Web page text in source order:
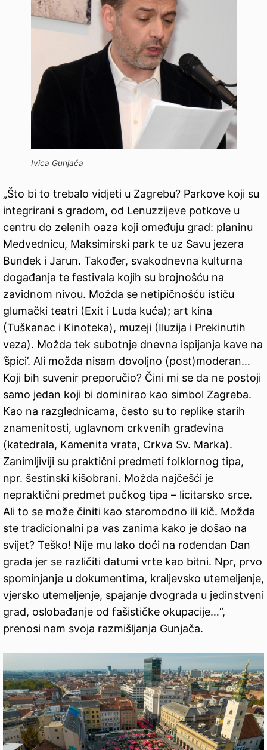
Ivica Gunjača
„Što bi to trebalo vidjeti u Zagrebu? Parkove koji su
integrirani s gradom, od Lenuzzijeve potkove u
centru do zelenih oaza koji omeđuju grad: planinu
Medvednicu, Maksimirski park te uz Savu jezera
Bundek i Jarun. Također, svakodnevna kulturna
događanja te festivala kojih su brojnošću na
zavidnom nivou. Možda se netipičnošću ističu
glumački teatri (Exit i Luda kuća); art kina
(Tuškanac i Kinoteka), muzeji (Iluzija i Prekinutih
veza). Možda tek subotnje dnevna ispijanja kave na
’špici’. Ali možda nisam dovoljno (post)moderan…
Koji bih suvenir preporučio? Čini mi se da ne postoji
samo jedan koji bi dominirao kao simbol Zagreba.
Kao na razglednicama, često su to replike starih
znamenitosti, uglavnom crkvenih građevina
(katedrala, Kamenita vrata, Crkva Sv. Marka).
Zanimljiviji su praktični predmeti folklornog tipa,
npr. šestinski kišobrani. Možda najčešći je
nepraktični predmet pučkog tipa – licitarsko srce.
Ali to se može činiti kao staromodno ili kič. Možda
ste tradicionalni pa vas zanima kako je došao na
svijet? Teško! Nije mu lako doći na rođendan Dan
grada jer se različiti datumi vrte kao bitni. Npr, prvo
spominjanje u dokumentima, kraljevsko utemeljenje,
vjersko utemeljenje, spajanje dvograda u jedinstveni
grad, oslobađanje od fašističke okupacije…“,
prenosi nam svoja razmišljanja Gunjača.